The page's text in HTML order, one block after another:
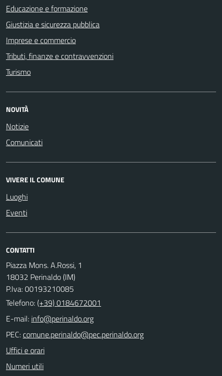
Educazione e formazione
Giustizia e sicurezza pubblica
Imprese e commercio
Tributi, finanze e contravvenzioni
Turismo
NOVITÀ
Notizie
Comunicati
VIVERE IL COMUNE
Luoghi
Eventi
CONTATTI
Piazza Mons. A.Rossi, 1
18032 Perinaldo (IM)
P.Iva: 00193210085
Telefono:(+39) 0184672001
E-mail:
PEC:
Uffici e orari
Numeri utili